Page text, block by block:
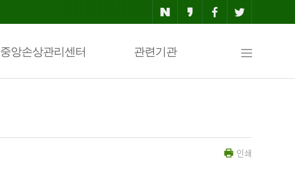
중앙손상관리센터 관련기관
인쇄